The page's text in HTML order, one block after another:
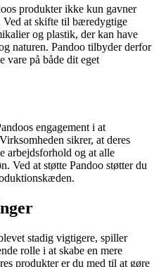
produkter ikke kun gavner
Ved at skifte til bæredygtige
og plastik, der kan have
naturen. Pandoo tilbyder derfor
vare på både dit eget
engagement i at
sikrer, at deres
arbejdsforhold og at alle
Ved at støtte Pandoo støtter du
stadig vigtigere, spiller
rolle i at skabe en mere
produkter er du med til at gøre